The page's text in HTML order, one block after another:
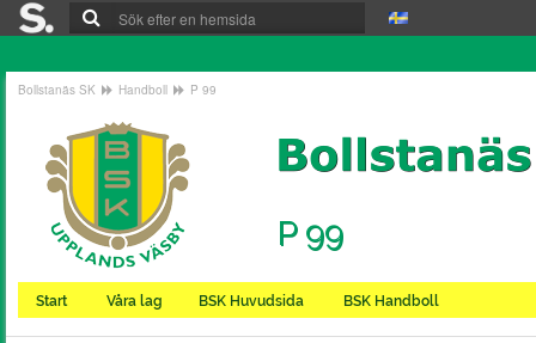
Bollstanäs SK Handboll P 99
P 99
Start Våra lag BSK Huvudsida BSK Handboll